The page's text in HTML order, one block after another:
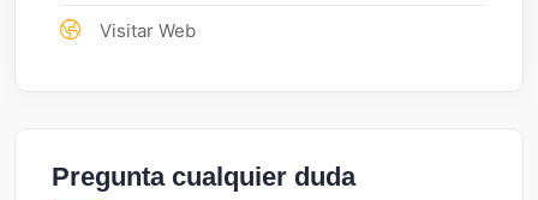
Visitar Web
Pregunta cualquier duda